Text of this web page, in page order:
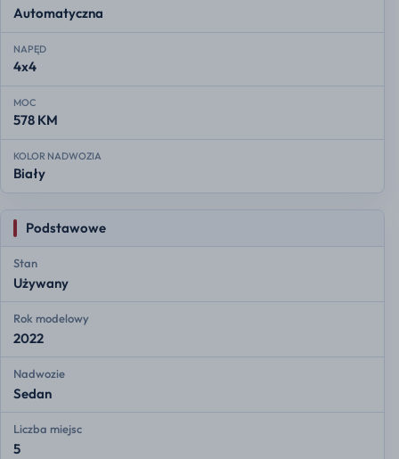
Automatyczna
NAPĘD
4x4
MOC
578 KM
KOLOR NADWOZIA
Biały
Podstawowe
Stan
Używany
Rok modelowy
2022
Nadwozie
Sedan
Liczba miejsc
5